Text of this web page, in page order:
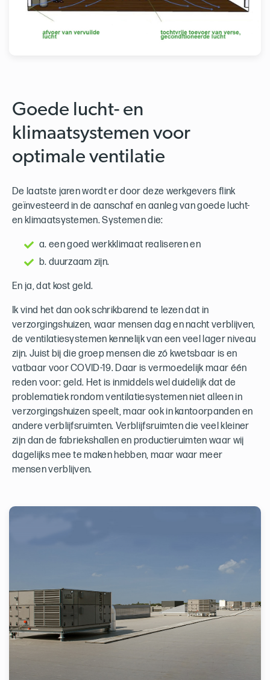
Goede lucht- en
klimaatsystemen voor
optimale ventilatie
De laatste jaren wordt er door deze werkgevers flink
geïnvesteerd in de aanschaf en aanleg van goede lucht-
en klimaatsystemen. Systemen die:
a. een goed werkklimaat realiseren en
b. duurzaam zijn.
En ja, dat kost geld.
Ik vind het dan ook schrikbarend te lezen dat in
verzorgingshuizen, waar mensen dag en nacht verblijven,
de ventilatiesystemen kennelijk van een veel lager niveau
zijn. Juist bij die groep mensen die zó kwetsbaar is en
vatbaar voor COVID-19. Daar is vermoedelijk maar één
reden voor: geld. Het is inmiddels wel duidelijk dat de
problematiek rondom ventilatiesystemen niet alleen in
verzorgingshuizen speelt, maar ook in kantoorpanden en
andere verblijfsruimten. Verblijfsruimten die veel kleiner
zijn dan de fabriekshallen en productieruimten waar wij
dagelijks mee te maken hebben, maar waar meer
mensen verblijven.